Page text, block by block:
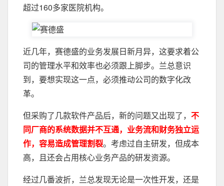
超过160多家医院机构。
近几年，赛德盛的业务发展日新月异，这要求着公
司的管理水平和效率也必须跟上脚步。兰总意识
到，要想实现这一点，必须推动公司的数字化改
革。
但采购了几款软件产品后，新的问题又出现了， 不
同厂商的系统数据并不互通，业务流和财务独立运
作，容易造成管理割裂。考虑过自主研发，但成本
高，且还会占用核心业务产品的研发资源。
经过几番波折，兰总发现无论是一次性开发，还是